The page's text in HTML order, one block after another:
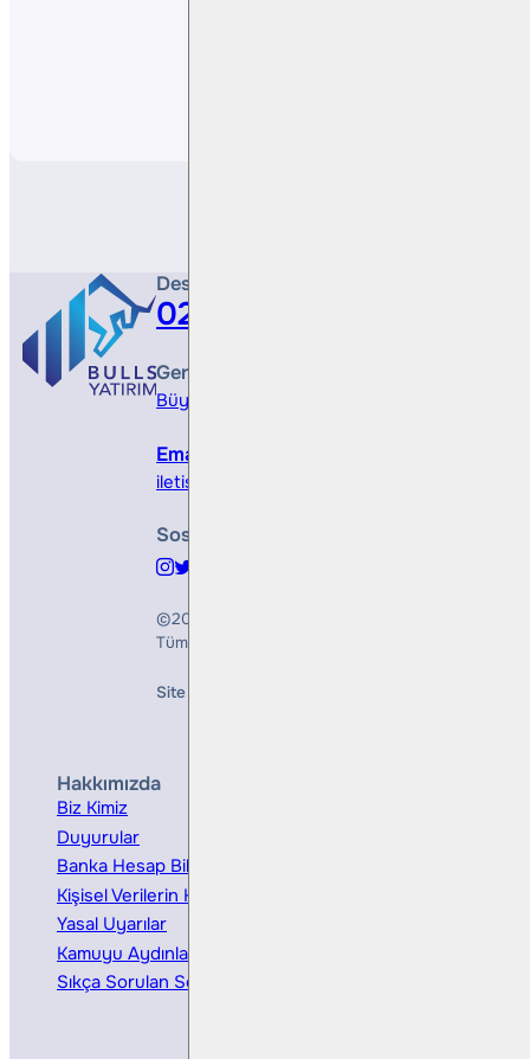
Destek Hattı
0212 410 0500
Genel Müdürlük
Büyükdere Cad. No 173, 1. Levent Plaza, B
Email
iletisim@bullsyatirim.com
Sosyal Medya
©2026
Tüm Hakları Saklıdır
Site Creation & Technology by
Hakkımızda
Biz Kimiz
Duyurular
Banka Hesap Bilgileri
Kişisel Verilerin Korunması
Yasal Uyarılar
Kamuyu Aydınlatma
Sıkça Sorulan Sorular